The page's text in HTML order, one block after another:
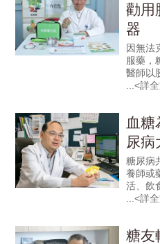
勸用
器
因無法
服藥，
醫師以
血
尿
糖尿病
養師或
活、飲
糖友